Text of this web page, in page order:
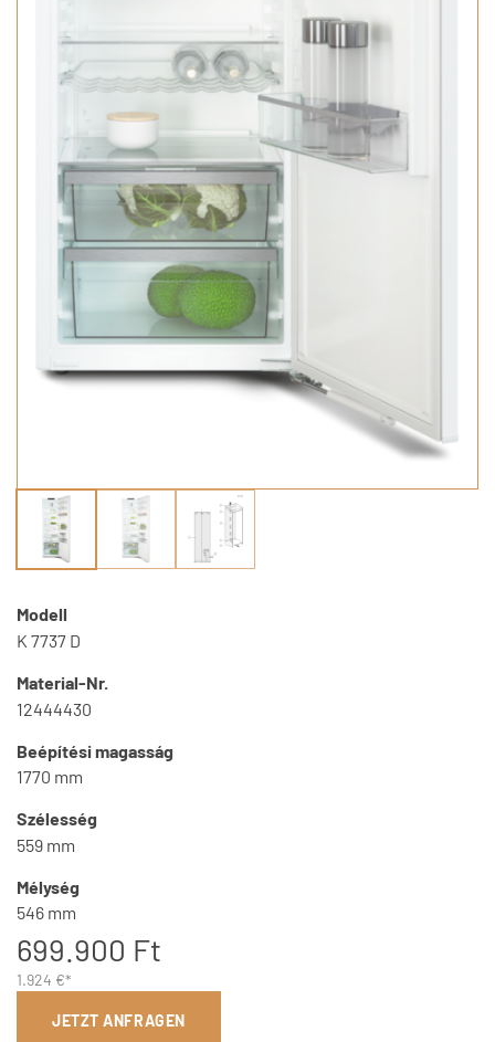
Modell
K 7737 D
Material-Nr.
12444430
Beépítési magasság
1770 mm
Szélesség
559 mm
Mélység
546 mm
699.900 Ft
1.924 €*
JETZT ANFRAGEN